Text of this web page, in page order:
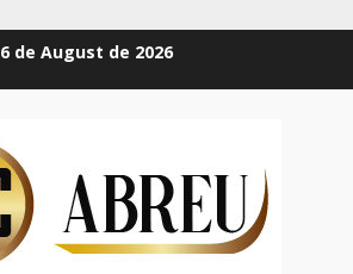
6 de August de 2026